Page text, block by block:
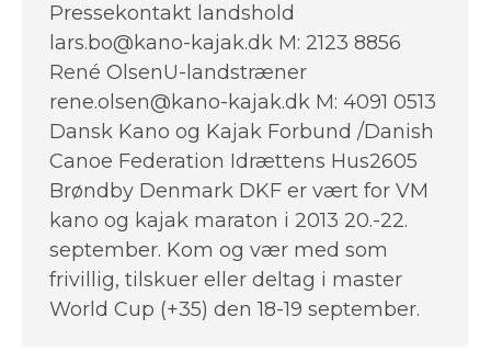
Pressekontakt landshold
lars.bo@kano-kajak.dk M: 2123 8856
René OlsenU-landstræner
rene.olsen@kano-kajak.dk M: 4091 0513
Dansk Kano og Kajak Forbund /Danish
Canoe Federation Idrættens Hus2605
Brøndby Denmark DKF er vært for VM
kano og kajak maraton i 2013 20.-22.
september. Kom og vær med som
frivillig, tilskuer eller deltag i master
World Cup (+35) den 18-19 september.